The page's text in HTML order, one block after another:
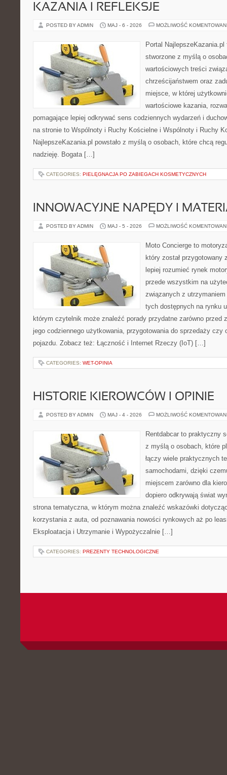
KAZANIA I REFLEKSJE
POSTED BY ADMIN MAJ - 6 - 2026 MOŻLIWOŚĆ
Portal
stworzone z myślą o
wartościowych treści
chrześcijaństwem oraz
miejsce, w której
wartościowe kazania,
pomagające lepiej odkrywać sens codziennych wydarzeń i
na stronie to Wspólnoty i Ruchy Kościelne i Wspólnoty i Ruchy
NajlepszeKazania.pl powstało z myślą o osobach, które chcą
nadzieję. Bogata […]
CATEGORIES: PIELĘGNACJA PO ZABIEGACH KOSMETYCZNYCH
INNOWACYJNE NAPĘDY I
POSTED BY ADMIN MAJ - 5 - 2026 MOŻLIWOŚĆ
Moto Concierge to
który został
lepiej rozumieć rynek
przede wszystkim na
związanych z utrzymaniem
tych dostępnych na rynku
którym czytelnik może znaleźć porady przydatne zarówno przed
jego codziennego użytkowania, przygotowania do sprzedaży czy
pojazdu. Zobacz też: Łączność i Internet Rzeczy (IoT) […]
CATEGORIES: WET-OPINIA
HISTORIE KIEROWCÓW I OPINIE
POSTED BY ADMIN MAJ - 4 - 2026 MOŻLIWOŚĆ
Rentdabcar to praktyczny
z myślą o osobach, które
łączy wiele praktycznych
samochodami, dzięki
miejscem zarówno dla
dopiero odkrywają świat
strona tematyczna, w którym można znaleźć wskazówki
korzystania z auta, od poznawania nowości rynkowych aż po
Eksploatacja i Utrzymanie i Wypożyczalnie […]
CATEGORIES: PREZENTY TECHNOLOGICZNE